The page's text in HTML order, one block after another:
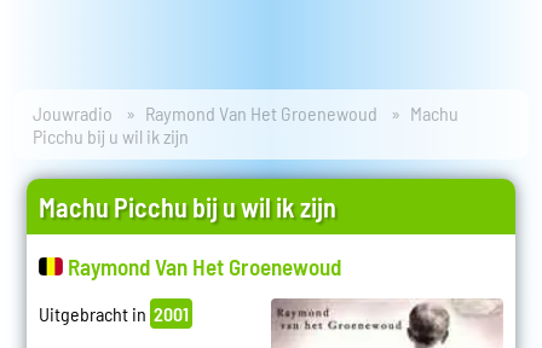
Jouwradio Raymond Van Het Groenewoud
Machu
Picchu bij u wil ik zijn
Machu Picchu bij u wil ik zijn
Raymond Van Het Groenewoud
Uitgebracht in 2001